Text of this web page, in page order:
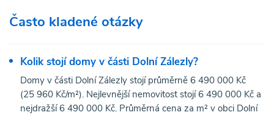
Často kladené otázky
Kolik stojí domy v části Dolní Zálezly?
Domy v části Dolní Zálezly stojí průměrně 6 490 000 Kč
(25 960 Kč/m²). Nejlevnější nemovitost stojí 6 490 000 Kč a
nejdražší 6 490 000 Kč. Průměrná cena za m² v obci Dolní